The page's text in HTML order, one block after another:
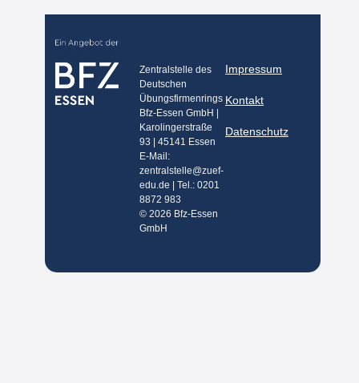
Zentralstelle des
Deutschen
Übungsfirmenrings
Bfz-Essen GmbH |
Karolingerstraße
93 | 45141 Essen
E-Mail:
zentralstelle@zuef-
edu.de | Tel.: 0201
8872 983
© 2026 Bfz-Essen
GmbH
Impressum
Kontakt
Datenschutz